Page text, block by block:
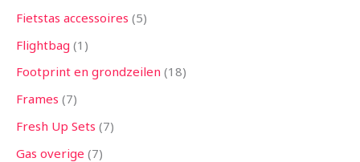
Fietstas accessoires 5
Flightbag 1
Footprint en grondzeilen 18
Frames 7
Fresh Up Sets 7
Gas overige 7